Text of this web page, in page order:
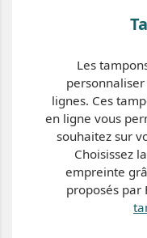
Les
lignes. Ces
en ligne vous
souhaitez sur
Choisissez
empreinte
proposés par